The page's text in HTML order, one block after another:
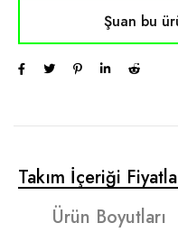
Şuan bu
Takım İçeriği
Ürün Boyutları